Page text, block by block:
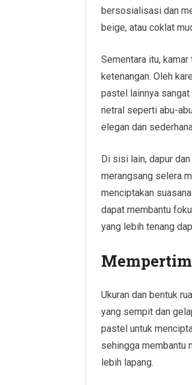
bersosialisasi dan
beige, atau coklat
Sementara itu,
ketenangan. Oleh
pastel lainnya sangat
netral seperti abu-
elegan dan
Di sisi lain, dapur
merangsang selera
menciptakan
dapat membantu
yang lebih tenang
Ukuran dan bentuk
yang sempit dan
pastel untuk
sehingga membantu
lebih lapang.